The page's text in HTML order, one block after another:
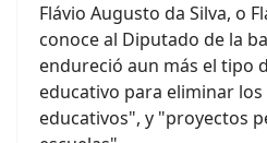
Flávio Augusto da Silva, o
conoce al Diputado de la
endureció aun más el tipo
educativo para eliminar
educativos", y "proyectos